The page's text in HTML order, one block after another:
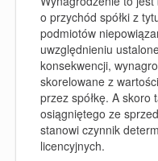
o przychód spółki z
podmiotów
uwzględnieniu
konsekwencji,
skorelowane z
przez spółkę. A skoro
osiągniętego ze
stanowi czynnik
licencyjnych.